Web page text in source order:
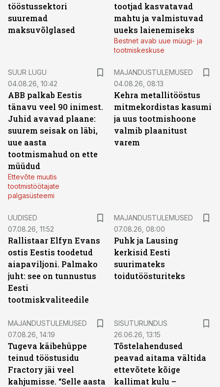
tööstussektori
suuremad
maksuvõlglased
tootjad kasvatavad
mahtu ja valmistuvad
uueks laienemiseks
Bestnet avab uue müügi- ja
tootmiskeskuse
SUUR LUGU
04.08.26, 10:42
ABB palkab Eestis
tänavu veel 90 inimest.
Juhid avavad plaane:
suurem seisak on läbi,
uue aasta
tootmismahud on ette
müüdud
Ettevõte muutis
tootmistöötajate
palgasüsteemi
MAJANDUSTULEMUSED
04.08.26, 08:13
Kehra metallitööstus
mitmekordistas kasumi
ja uus tootmishoone
valmib plaanitust
varem
UUDISED
07.08.26, 11:52
Rallistaar Elfyn Evans
ostis Eestis toodetud
aiapaviljoni. Palmako
juht: see on tunnustus
Eesti
tootmiskvaliteedile
MAJANDUSTULEMUSED
07.08.26, 08:00
Puhk ja Lausing
kerkisid Eesti
suurimateks
toidutöösturiteks
MAJANDUSTULEMUSED
07.08.26, 14:19
Tugeva käibehüppe
teinud tööstusidu
Fractory jäi veel
kahjumisse. “Selle aasta
SISUTURUNDUS
26.06.26, 13:15
Tõstelahendused
peavad aitama vältida
ettevõtete kõige
kallimat kulu –